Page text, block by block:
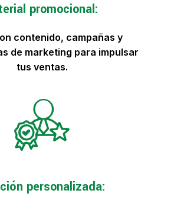
promocional:
contenido, campañas y
de marketing para impulsar
tus ventas.
personalizada: